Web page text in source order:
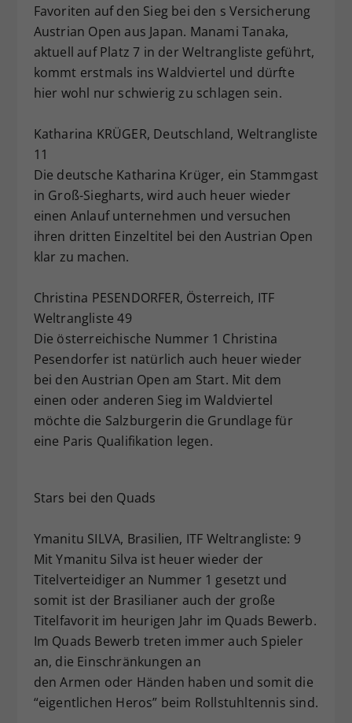
Favoriten auf den Sieg bei den s Versicherung
Austrian Open aus Japan. Manami Tanaka,
aktuell auf Platz 7 in der Weltrangliste geführt,
kommt erstmals ins Waldviertel und dürfte
hier wohl nur schwierig zu schlagen sein.
Katharina KRÜGER, Deutschland, Weltrangliste
11
Die deutsche Katharina Krüger, ein Stammgast
in Groß-Siegharts, wird auch heuer wieder
einen Anlauf unternehmen und versuchen
ihren dritten Einzeltitel bei den Austrian Open
klar zu machen.
Christina PESENDORFER, Österreich, ITF
Weltrangliste 49
Die österreichische Nummer 1 Christina
Pesendorfer ist natürlich auch heuer wieder
bei den Austrian Open am Start. Mit dem
einen oder anderen Sieg im Waldviertel
möchte die Salzburgerin die Grundlage für
eine Paris Qualifikation legen.
Stars bei den Quads
Ymanitu SILVA, Brasilien, ITF Weltrangliste: 9
Mit Ymanitu Silva ist heuer wieder der
Titelverteidiger an Nummer 1 gesetzt und
somit ist der Brasilianer auch der große
Titelfavorit im heurigen Jahr im Quads Bewerb.
Im Quads Bewerb treten immer auch Spieler
an, die Einschränkungen an
den Armen oder Händen haben und somit die
“eigentlichen Heros” beim Rollstuhltennis sind.